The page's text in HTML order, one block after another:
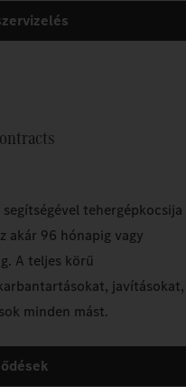
tehergépkocsija
akár 96 hónapig vagy
A teljes körű
javításokat,
minden mást.